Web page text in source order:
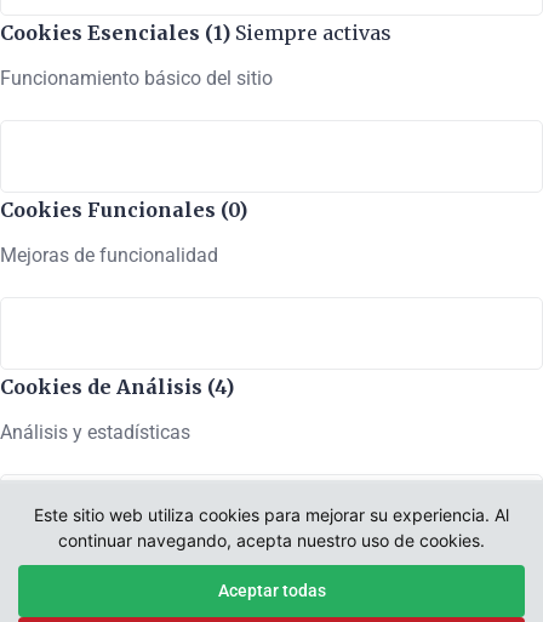
Cookies Esenciales (1) Siempre activas
Funcionamiento básico del sitio
Cookies Funcionales (0)
Mejoras de funcionalidad
Cookies de Análisis (4)
Análisis y estadísticas
Cookies de Marketing (6)
Marketing y publicidad
Este sitio web utiliza cookies para mejorar su experiencia. Al
continuar navegando, acepta nuestro uso de cookies.
Aceptar todas